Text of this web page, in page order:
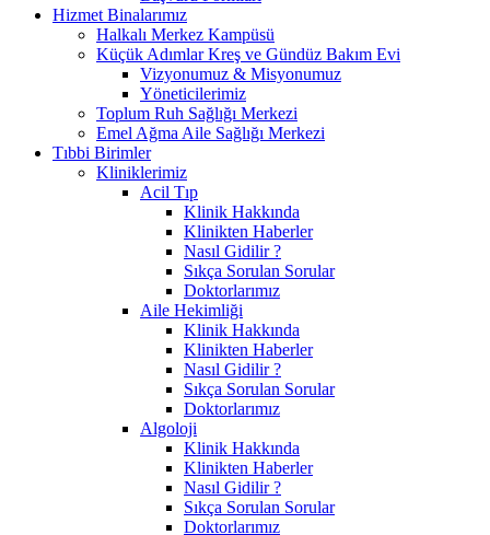
Hizmet Binalarımız
Halkalı Merkez Kampüsü
Küçük Adımlar Kreş ve Gündüz Bakım Evi
Vizyonumuz & Misyonumuz
Yöneticilerimiz
Toplum Ruh Sağlığı Merkezi
Emel Ağma Aile Sağlığı Merkezi
Tıbbi Birimler
Kliniklerimiz
Acil Tıp
Klinik Hakkında
Klinikten Haberler
Nasıl Gidilir ?
Sıkça Sorulan Sorular
Doktorlarımız
Aile Hekimliği
Klinik Hakkında
Klinikten Haberler
Nasıl Gidilir ?
Sıkça Sorulan Sorular
Doktorlarımız
Algoloji
Klinik Hakkında
Klinikten Haberler
Nasıl Gidilir ?
Sıkça Sorulan Sorular
Doktorlarımız